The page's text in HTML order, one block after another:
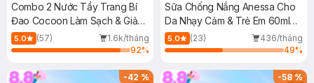
Combo 2 Nước Tẩy Trang Bí
Đao Cocoon Làm Sạch & Giảm
Dầu 500ml
5.0 (57)
1.6k/tháng
92%
Sữa Chống Nắng Anessa Cho
Da Nhạy Cảm & Trẻ Em 60ml
(Mới)
5.0 (23)
436/tháng
49%
-42% -58%